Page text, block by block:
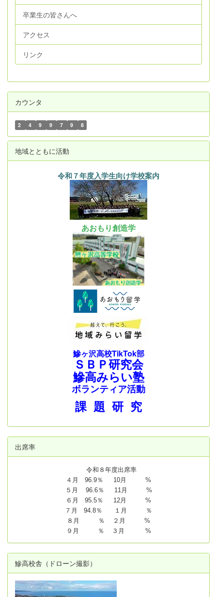
卒業生の皆さんへ
アクセス
リンク
カウンタ
2 4 9 9 7 9 8
地域とともに活動
令和７年度入学生向け学校案内
あおもり創造学
鰺ヶ沢高校TikTok部
ＳＢＰ研究会
鰺高みらい塾
ボランティア活動
課 題 研 究
出席率
令和８年度出席率
４月 96.9％ 10月 %
５月 96.6％ 11月 %
６月 95.5％ 12月 %
７月 94.8％ １月 ％
８月 ％ ２月 %
９月 ％ ３月 %
鰺高校舎（ドローン撮影）